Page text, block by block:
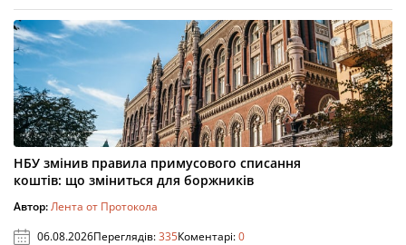
НБУ змінив правила примусового списання
коштів: що зміниться для боржників
Автор:Лента от Протокола
06.08.2026Переглядів:335Коментарі:0